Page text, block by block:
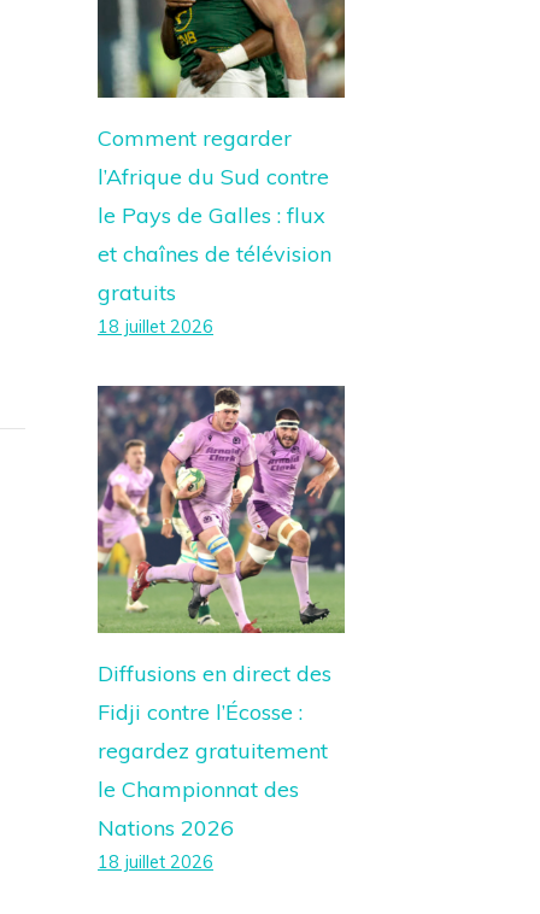
Comment regarder
l’Afrique du Sud contre
le Pays de Galles : flux
et chaînes de télévision
gratuits
18 juillet 2026
Diffusions en direct des
Fidji contre l’Écosse :
regardez gratuitement
le Championnat des
Nations 2026
18 juillet 2026